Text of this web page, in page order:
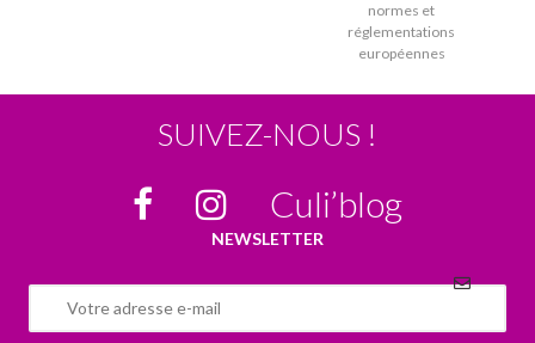
normes et
réglementations
européennes
SUIVEZ-NOUS !
Culi’blog
NEWSLETTER